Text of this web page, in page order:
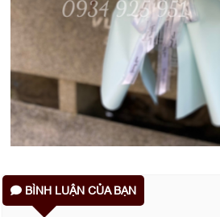
BÌNH LUẬN CỦA BẠN